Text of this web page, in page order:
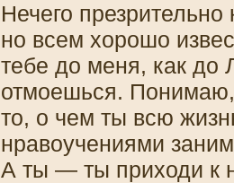
Нечего
но всем хорошо
тебе до меня, как до
отмоешься.
то, о чем ты всю
нравоучениями
А ты — ты приходи к